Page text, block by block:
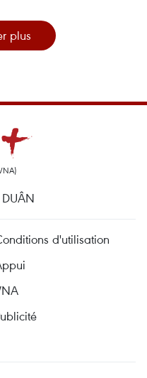
plus
d'utilisation